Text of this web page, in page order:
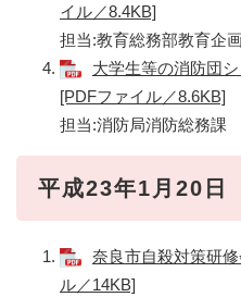
イル／8.4KB]
担当:教育総務部教育企
大学生等の消防団
[PDFファイル／8.6KB]
担当:消防局消防総務課
平成23年1月20日
奈良市自殺対策研
ル／14KB]